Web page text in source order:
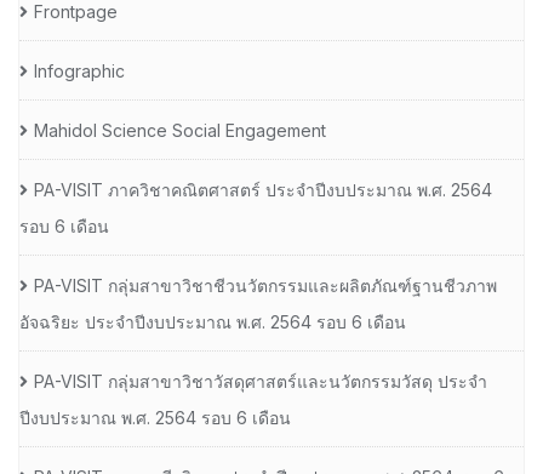
Frontpage
Infographic
Mahidol Science Social Engagement
PA-VISIT ภาควิชาคณิตศาสตร์ ประจำปีงบประมาณ พ.ศ. 2564
รอบ 6 เดือน
PA-VISIT กลุ่มสาขาวิชาชีวนวัตกรรมและผลิตภัณฑ์ฐานชีวภาพ
อัจฉริยะ ประจำปีงบประมาณ พ.ศ. 2564 รอบ 6 เดือน
PA-VISIT กลุ่มสาขาวิชาวัสดุศาสตร์และนวัตกรรมวัสดุ ประจำ
ปีงบประมาณ พ.ศ. 2564 รอบ 6 เดือน